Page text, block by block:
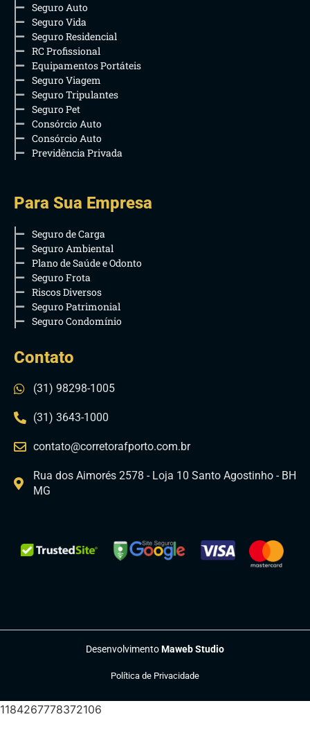
Seguro Auto
Seguro Vida
Seguro Residencial
RC Profissional
Equipamentos Portáteis
Seguro Viagem
Seguro Tripulantes
Seguro Pet
Consórcio Auto
Consórcio Auto
Previdência Privada
Para Sua Empresa
Seguro de Carga
Seguro Ambiental
Plano de Saúde e Odonto
Seguro Frota
Riscos Diversos
Seguro Patrimonial
Seguro Condomínio
Contato
(31) 98298-1005
(31) 3643-1000
contato@corretorafporto.com.br
Rua dos Aimorés 2578 - Loja 10 Santo Agostinho - BH
MG
DesenvolvimentoMaweb Studio
Política de Privacidade
1184267778372106